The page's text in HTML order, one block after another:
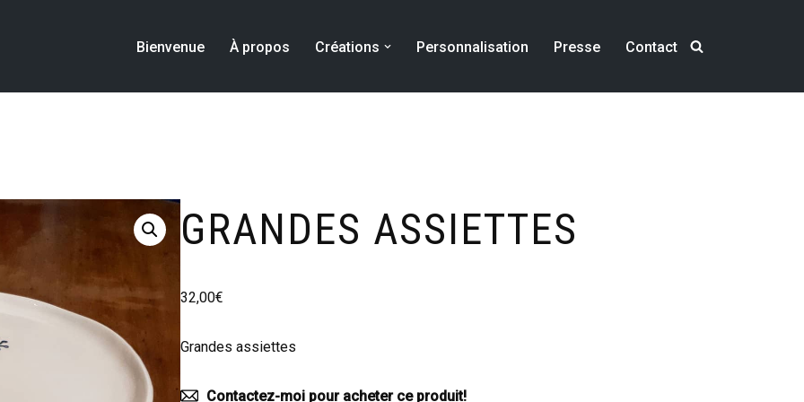
Bienvenue À propos Créations Personnalisation Presse Contact
GRANDES ASSIETTES
32,00€
Grandes assiettes
Contactez-moi pour acheter ce produit!